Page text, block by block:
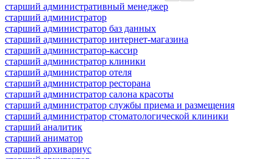
старший административный менеджер
старший администратор
старший администратор баз данных
старший администратор интернет-магазина
старший администратор-кассир
старший администратор клиники
старший администратор отеля
старший администратор ресторана
старший администратор салона красоты
старший администратор службы приема и размещения
старший администратор стоматологической клиники
старший аналитик
старший аниматор
старший архивариус